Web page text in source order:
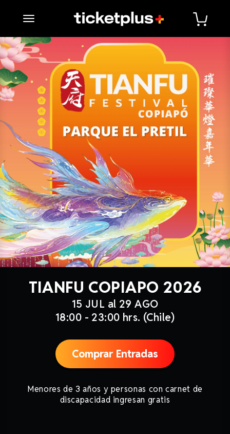
desplegar navegación
TIANFU COPIAPO 2026
15 JUL al 29 AGO
18:00 - 23:00 hrs. (Chile)
Comprar Entradas
Menores de 3 años y personas con carnet de
discapacidad ingresan gratis